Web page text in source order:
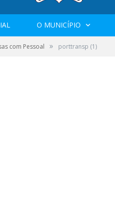
O MUNICÍPIO
com Pessoal » porttransp (1)